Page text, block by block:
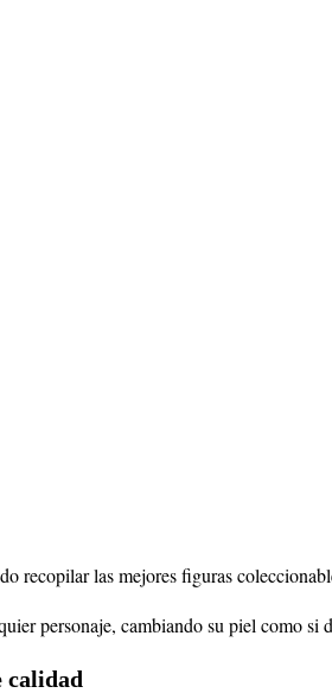
recopilar las mejores figuras
personaje, cambiando su piel como si
calidad